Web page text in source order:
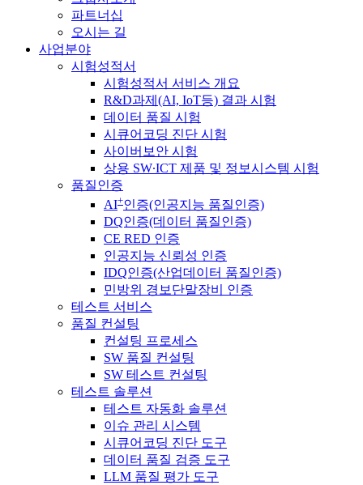
파트너십
오시는 길
사업분야
시험성적서
시험성적서 서비스 개요
R&D과제(AI, IoT등) 결과 시험
데이터 품질 시험
시큐어코딩 진단 시험
사이버보안 시험
상용 SW∙ICT 제품 및 정보시스템 시험
품질인증
AI+인증(인공지능 품질인증)
DQ인증(데이터 품질인증)
CE RED 인증
인공지능 신뢰성 인증
IDQ인증(산업데이터 품질인증)
민방위 경보단말장비 인증
테스트 서비스
품질 컨설팅
컨설팅 프로세스
SW 품질 컨설팅
SW 테스트 컨설팅
테스트 솔루션
테스트 자동화 솔루션
이슈 관리 시스템
시큐어코딩 진단 도구
데이터 품질 검증 도구
LLM 품질 평가 도구